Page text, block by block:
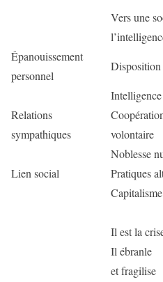
Vers une
Épanouissement
personnel
Disposition
Relations
sympathiques
volontaire
Noblesse
Lien social
Pratiques
Il est la
Il ébranle
et fragilise